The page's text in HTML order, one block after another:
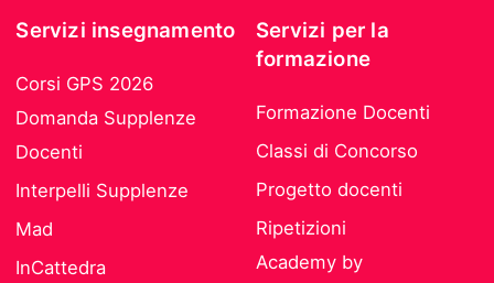
Servizi insegnamento
Corsi GPS 2026
Domanda Supplenze
Docenti
Interpelli Supplenze
Mad
InCattedra
Servizi per la
formazione
Formazione Docenti
Classi di Concorso
Progetto docenti
Ripetizioni
Academy by